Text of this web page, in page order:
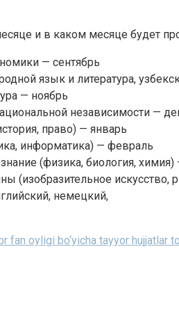
и в каком месяце будет
— сентябрь
язык и литература,
— ноябрь
независимости —
право) — январь
информатика) — февраль
(физика, биология, химия)
(изобразительное
немецкий,
fan oyligi bo‘yicha tayyor hujjatlar